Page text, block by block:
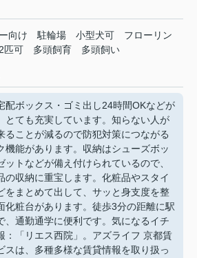
向け 駐輪場 小型犬可
フローリン
匹可 多頭飼育 多頭飼い
配ボックス・ゴミ出し24時間OKなどが
とても充実しています。知らない人が
ることが減るので防犯対策につながる
機能があります。収納はシューズボッ
ットなどが備え付けられているので、
の収納に重宝します。化粧品やスタイ
をまとめて出して、サッと身支度を整
化粧台があります。徒歩3分の距離に駅
、通勤通学に便利です。気になるイチ
：「リエス西院」。アズライフ 京都賃
スは、多種多様な賃貸情報を取り扱っ